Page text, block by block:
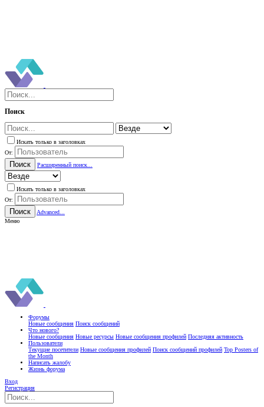
Поиск
Искать только в заголовках
От:
Поиск Расширенный поиск...
Искать только в заголовках
От:
Поиск
Advanced...
Меню
Форумы
Новые сообщения Поиск сообщений
Что нового?
Новые сообщения Новые ресурсы Новые сообщения профилей Последняя активность
Пользователи
Текущие посетители Новые сообщения профилей Поиск сообщений профилей Top Posters of
the Month
Написать жалобу
Жизнь форума
Вход
Регистрация